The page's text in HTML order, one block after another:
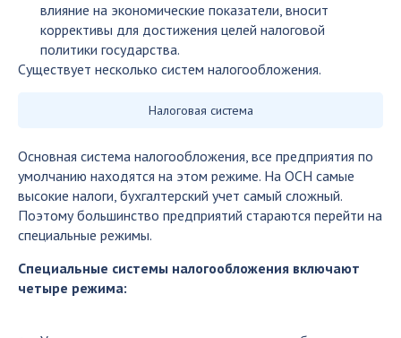
влияние на экономические показатели, вносит
коррективы для достижения целей налоговой
политики государства.
Существует несколько систем налогообложения.
Налоговая система
Основная система налогообложения, все предприятия по
умолчанию находятся на этом режиме. На ОСН самые
высокие налоги, бухгалтерский учет самый сложный.
Поэтому большинство предприятий стараются перейти на
специальные режимы.
Специальные системы налогообложения включают
четыре режима: